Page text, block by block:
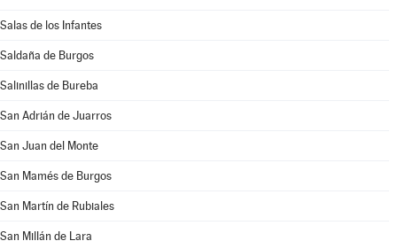
Salas de los Infantes
Saldaña de Burgos
Salinillas de Bureba
San Adrián de Juarros
San Juan del Monte
San Mamés de Burgos
San Martín de Rubiales
San Millán de Lara